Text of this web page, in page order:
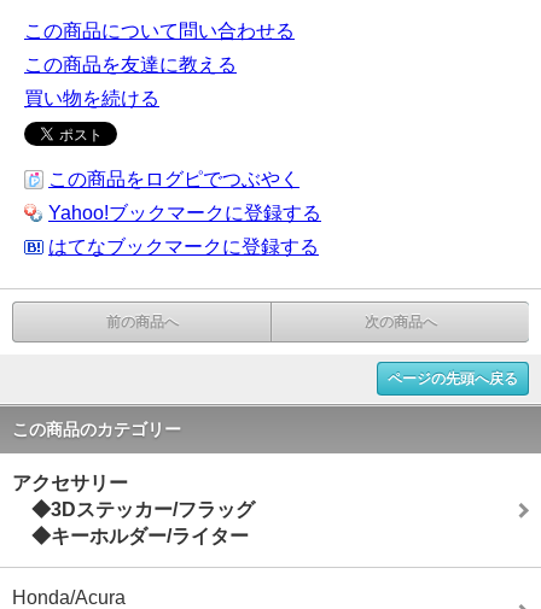
この商品について問い合わせる
この商品を友達に教える
買い物を続ける
この商品をログピでつぶやく
Yahoo!ブックマークに登録する
はてなブックマークに登録する
前の商品へ 次の商品へ
ページの先頭へ戻る
この商品のカテゴリー
アクセサリー
◆3Dステッカー/フラッグ
◆キーホルダー/ライター
Honda/Acura